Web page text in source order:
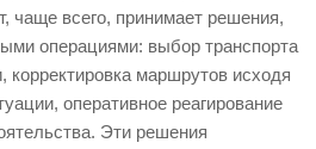
чаще всего, принимает решения,
операциями: выбор транспорта
корректировка маршрутов исходя
оперативное реагирование
Эти решения